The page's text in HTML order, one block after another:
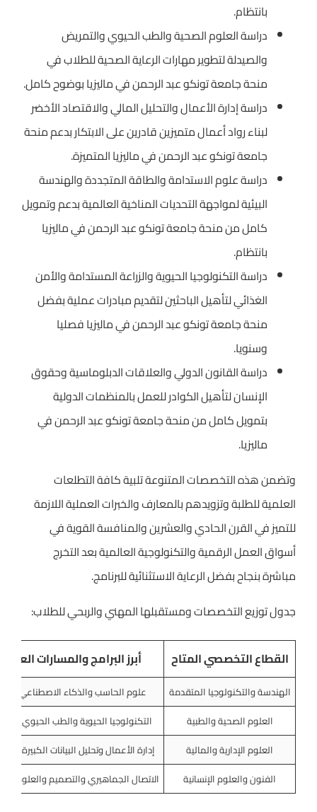
بانتظام.
دراسة العلوم الصحية والطب الحيوي والتمريض
والصيدلة لتطوير مهارات الرعاية الصحية للطلاب في
منحة جامعة تونكو عبد الرحمن في ماليزيا بوضوح كامل.
دراسة إدارة الأعمال والتحليل المالي والاقتصاد الأخضر
لبناء رواد أعمال متميزين قادرين على الابتكار بدعم منحة
جامعة تونكو عبد الرحمن في ماليزيا المتميزة.
دراسة علوم الاستدامة والطاقة المتجددة والهندسة
البيئية لمواجهة التحديات المناخية العالمية بدعم وتمويل
كامل من منحة جامعة تونكو عبد الرحمن في ماليزيا
بانتظام.
دراسة التكنولوجيا الحيوية والزراعة المستدامة والأمن
الغذائي لتأهيل الباحثين لتقديم مبادرات عملية بفضل
منحة جامعة تونكو عبد الرحمن في ماليزيا فصليا
وسنويا.
دراسة القانون الدولي والعلاقات الدبلوماسية وحقوق
الإنسان لتأهيل الكوادر للعمل بالمنظمات الدولية
بتمويل كامل من منحة جامعة تونكو عبد الرحمن في
ماليزيا.
وتضمن هذه التخصصات المتنوعة تلبية كافة التطلعات
العلمية للطلبة وتزويدهم بالمعارف والخبرات العملية اللازمة
للتميز في القرن الحادي والعشرين والمنافسة القوية في
أسواق العمل الرقمية والتكنولوجية العالمية بعد التخرج
مباشرة بنجاح بفضل الرعاية الاستثنائية للبرنامج.
جدول توزيع التخصصات ومستقبلها المهني والربحي للطلاب:
القطاع التخصصي المتاح أبرز البرامج والمسارات
الهندسة والتكنولوجيا المتقدمة
علوم الحاسب والذكاء الاصطناعي
العلوم الصحية والطبية
التكنولوجيا الحيوية والطب الحيوي
العلوم الإدارية والمالية
إدارة الأعمال وتحليل البيانات الكبيرة
الفنون والعلوم الإنسانية
الاتصال الجماهيري والتصميم والعلوم